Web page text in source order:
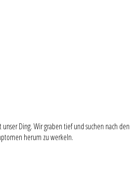
Ding. Wir graben tief und suchen nach den
herum zu werkeln.